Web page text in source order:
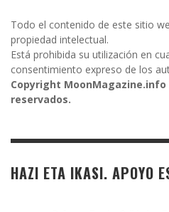
Todo el contenido de este sitio
propiedad intelectual.
Está prohibida su utilización en
consentimiento expreso de los
Copyright
reservados.
HAZI ETA IKASI. APOYO